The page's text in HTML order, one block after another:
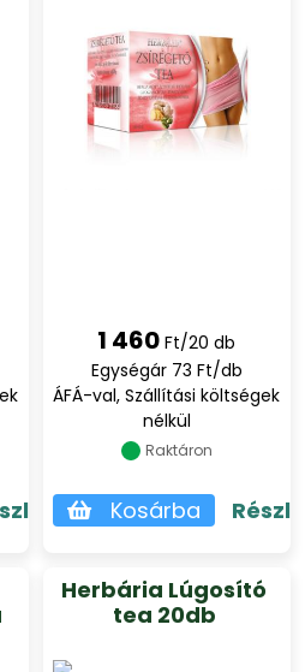
1 460 Ft/20 db
Egységár 73 Ft/db
ÁFÁ-val, Szállítási költségek
nélkül
Raktáron
Kosárba
Herbária Lúgosító
tea 20db